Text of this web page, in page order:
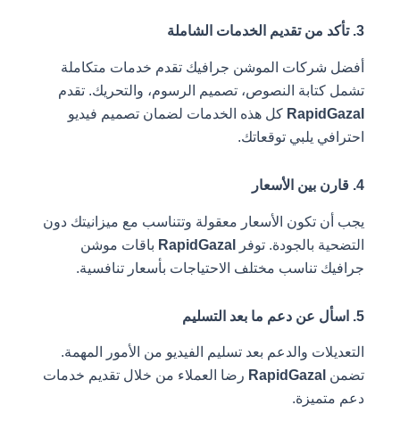
أفضل شركات الموشن جرافيك تقدم خدمات متكاملة
تشمل كتابة النصوص، تصميم الرسوم، والتحريك. تقدم
RapidGazalكل هذه الخدمات لضمان تصميم فيديو
احترافي يلبي توقعاتك.
يجب أن تكون الأسعار معقولة وتتناسب مع ميزانيتك دون
التضحية بالجودة. توفرRapidGazalباقات موشن
جرافيك تناسب مختلف الاحتياجات بأسعار تنافسية.
التعديلات والدعم بعد تسليم الفيديو من الأمور المهمة.
تضمنRapidGazalرضا العملاء من خلال تقديم خدمات
دعم متميزة.